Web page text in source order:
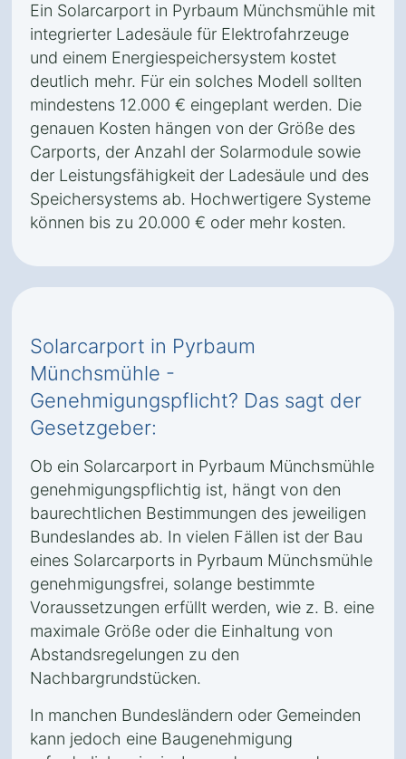
Ein Solarcarport in Pyrbaum Münchsmühle mit
integrierter Ladesäule für Elektrofahrzeuge
und einem Energiespeichersystem kostet
deutlich mehr. Für ein solches Modell sollten
mindestens 12.000 € eingeplant werden. Die
genauen Kosten hängen von der Größe des
Carports, der Anzahl der Solarmodule sowie
der Leistungsfähigkeit der Ladesäule und des
Speichersystems ab. Hochwertigere Systeme
können bis zu 20.000 € oder mehr kosten.
Solarcarport in Pyrbaum
Münchsmühle -
Genehmigungspflicht? Das sagt der
Gesetzgeber:
Ob ein Solarcarport in Pyrbaum Münchsmühle
genehmigungspflichtig ist, hängt von den
baurechtlichen Bestimmungen des jeweiligen
Bundeslandes ab. In vielen Fällen ist der Bau
eines Solarcarports in Pyrbaum Münchsmühle
genehmigungsfrei, solange bestimmte
Voraussetzungen erfüllt werden, wie z. B. eine
maximale Größe oder die Einhaltung von
Abstandsregelungen zu den
Nachbargrundstücken.
In manchen Bundesländern oder Gemeinden
kann jedoch eine Baugenehmigung